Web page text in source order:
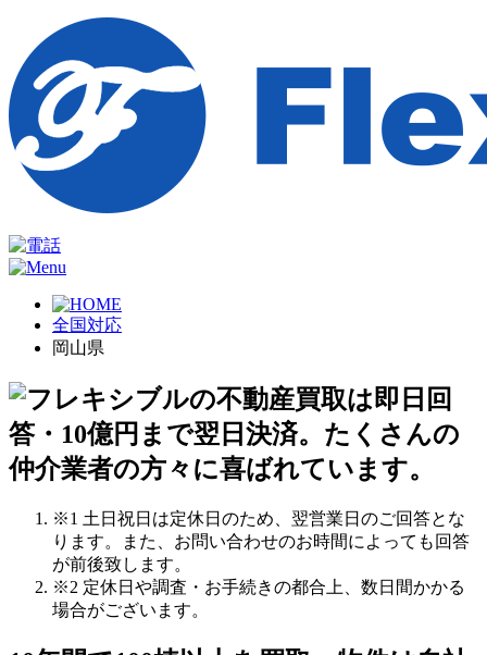
全国対応
岡山県
※1 土日祝日は定休日のため、翌営業日のご回答とな
ります。また、お問い合わせのお時間によっても回答
が前後致します。
※2 定休日や調査・お手続きの都合上、数日間かかる
場合がございます。